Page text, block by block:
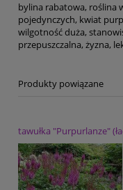
bylina rabatowa, roślina
pojedynczych, kwiat
wilgotność duża,
przepuszczalna, żyzna,
Produkty powiązane
tawułka "Purpurlanze"